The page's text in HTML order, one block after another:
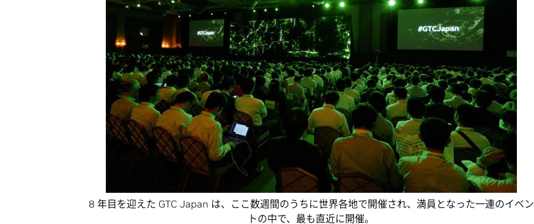
8 年目を迎えた GTC Japan は、ここ数週間のうちに世界各地で開催され、満員となった一連のイベン
トの中で、最も直近に開催。